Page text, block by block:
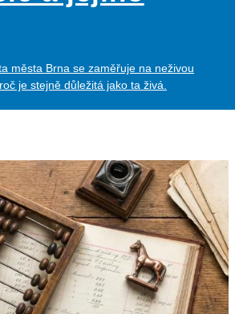
města Brna se zaměřuje na neživou
je stejně důležitá jako ta živá.